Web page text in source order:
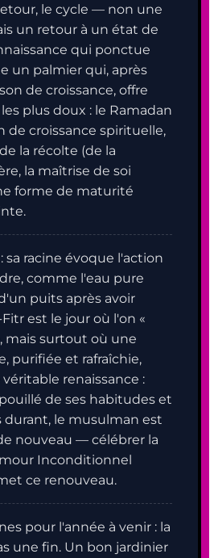
le cycle — non une
un retour à un état de
qui ponctue
un palmier qui, après
de croissance, offre
plus doux : le Ramadan
de croissance spirituelle,
la récolte (de la
la maîtrise de soi
forme de maturité
comme l'eau pure
puits après avoir
est le jour où l'on «
mais surtout où une
purifiée et rafraîchie,
renaissance :
de ses habitudes et
durant, le musulman est
nouveau — célébrer la
Inconditionnel
ce renouveau.
pour l'année à venir : la
une fin. Un bon jardinier